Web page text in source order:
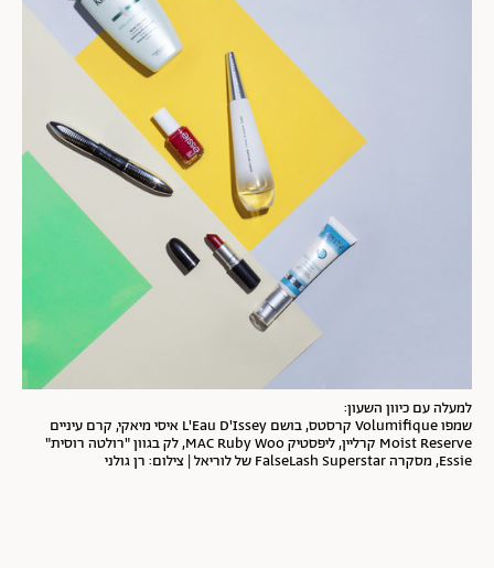
למעלה עם כיוון השעון:
שמפו Volumifique קרסטס, בושם L'Eau D'Issey איסי מיאקי, קרם עיניים
Moist Reserve קרליין, ליפסטיק MAC Ruby Woo, לק בגוון "רולטה רוסית"
Essie, מסקרה FalseLash Superstar של לוריאל | צילום: רן גולני